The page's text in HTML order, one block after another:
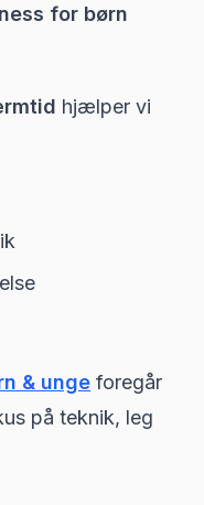
for børn
hjælper vi
& unge foregår
på teknik, leg